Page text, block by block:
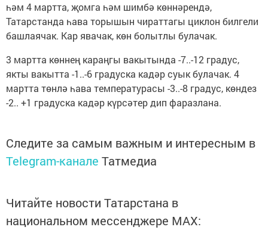
һәм 4 мартта, җомга һәм шимбә көннәрендә,
Татарстанда һава торышын чираттагы циклон билгели
башлаячак. Кар явачак, көн болытлы булачак.
3 мартта көннең караңгы вакытында -7..-12 градус,
якты вакытта -1..-6 градуска кадәр суык булачак. 4
мартта төнлә һава температурасы -3..-8 градус, көндез
-2.. +1 градуска кадәр күрсәтер дип фаразлана.
Следите за самым важным и интересным в
Telegram-канале Татмедиа
Читайте новости Татарстана в
национальном мессенджере MАХ: